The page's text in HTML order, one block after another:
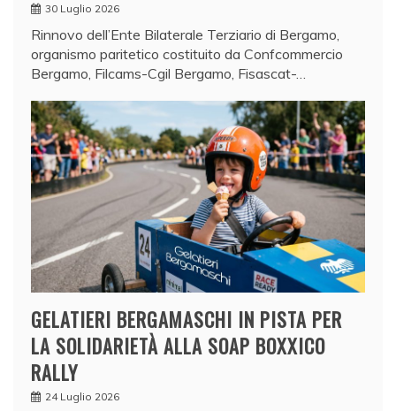
30 Luglio 2026
Rinnovo dell’Ente Bilaterale Terziario di Bergamo,
organismo paritetico costituito da Confcommercio
Bergamo, Filcams-Cgil Bergamo, Fisascat-…
GELATIERI BERGAMASCHI IN PISTA PER
LA SOLIDARIETÀ ALLA SOAP BOXXICO
RALLY
24 Luglio 2026